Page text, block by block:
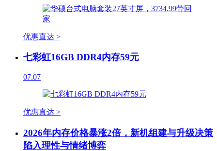
优惠直达 >
七彩虹16GB DDR4内存59元
07.07
优惠直达 >
2026年内存价格暴涨2倍，新机组建与升级决策
陷入理性与情绪博弈